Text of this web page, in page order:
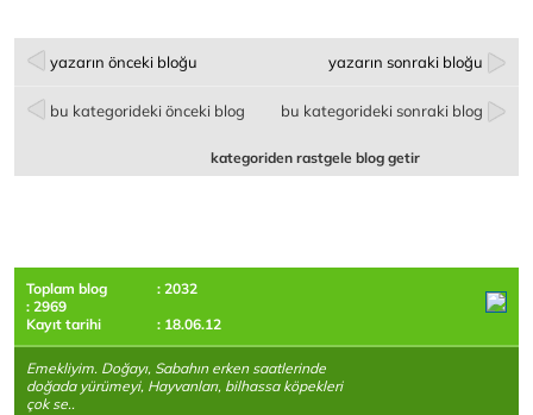
yazarın önceki bloğu yazarın sonraki bloğu
bu kategorideki önceki blog bu kategorideki sonraki blog
kategoriden rastgele blog getir
Toplam blog
: 2032
: 2969
Kayıt tarihi
: 18.06.12
Emekliyim. Doğayı, Sabahın erken saatlerinde
doğada yürümeyi, Hayvanları, bilhassa köpekleri
çok se..